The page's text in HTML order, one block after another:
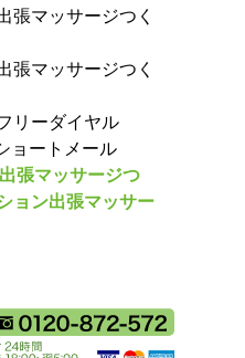
張マッサージつく
張マッサージつく
リーダイヤル
ョートメール
張マッサージつ
ョン出張マッサー
ウスリラクゼーシ
18時から翌朝5時